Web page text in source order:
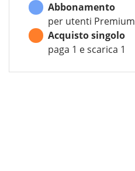
Abbonamento
per utenti Premium
Acquisto singolo
paga 1 e scarica 1